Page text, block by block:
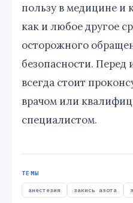
пользу в медицине и
как и любое другое
осторожного
безопасности. Перед
всегда стоит
врачом или
специалистом.
ТЕМЫ
анестезия закись азота